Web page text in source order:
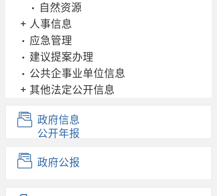
自然资源
人事信息
应急管理
建议提案办理
公共企事业单位信息
其他法定公开信息
政府信息
公开年报
政府公报